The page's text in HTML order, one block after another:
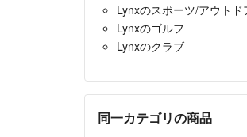
Lynxのスポーツ/アウトド
Lynxのゴルフ
Lynxのクラブ
同一カテゴリの商品